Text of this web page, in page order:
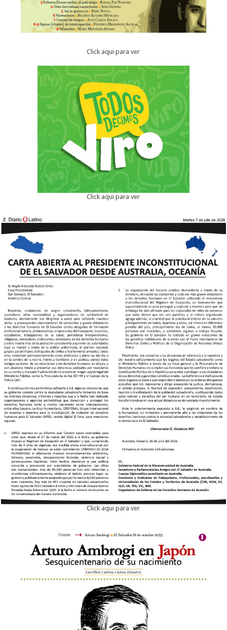
Click aqui para ver
Click aqui para ver
Click aqui para ver